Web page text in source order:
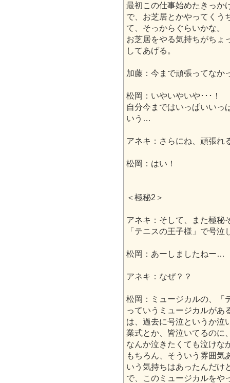
最初この仕事始めたきっか
で、お芝居とかやってくう
て、そっからぐらいかな。
お芝居をやる気持ちがちょ
してあげる。
加藤：今まで頑張ってなか
松岡：いやいやいや･･･！
自分今まではいっぱいいっ
いう…
アネキ：さらにね、頑張れ
松岡：はい！
＜極秘2＞
アネキ：そして、また極秘
「テニスの王子様」で号泣
松岡：あーしましたねー…
アネキ：なぜ？？
松岡：ミュージカルの、「
っていうミュージカルがあ
は、過去に号泣というか泣
業式とか、皆泣いてるのに
なんか泣きたくても泣けな
もちろん、そういう雰囲気
いう気持ちはあったんだけ
で、このミュージカルをや